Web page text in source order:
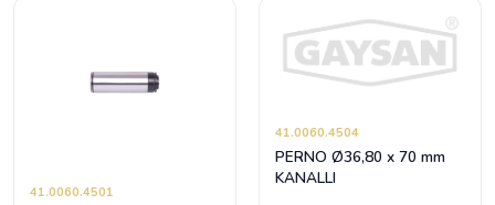
41.0060.4501
41.0060.4504
PERNO Ø36,80 x 70 mm
KANALLI